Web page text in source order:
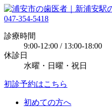
047-354-5418
診療時間
9:00-12:00 / 13:00-18:00
休診日
水曜・日曜・祝日
初診予約はこちら
初めての方へ